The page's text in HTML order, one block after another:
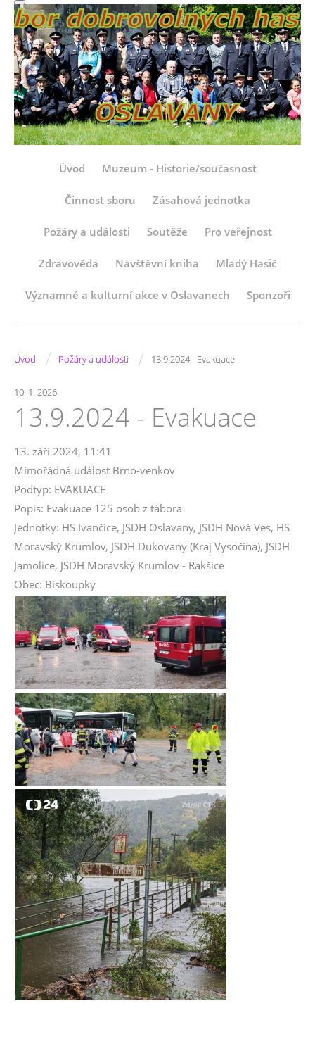
Úvod Muzeum - Historie/současnost
Činnost sboru Zásahová jednotka
Požáry a události Soutěže Pro veřejnost
Zdravověda Návštěvní kniha Mladý Hasič
Významné a kulturní akce v Oslavanech Sponzoři
Úvod / Požáry a události / 13.9.2024 - Evakuace
10. 1. 2026
13.9.2024 - Evakuace
13. září 2024, 11:41
Mimořádná událost Brno-venkov
Podtyp: EVAKUACE
Popis: Evakuace 125 osob z tábora
Jednotky: HS Ivančice, JSDH Oslavany, JSDH Nová Ves, HS
Moravský Krumlov, JSDH Dukovany (Kraj Vysočina), JSDH
Jamolice, JSDH Moravský Krumlov - Rakšice
Obec: Biskoupky